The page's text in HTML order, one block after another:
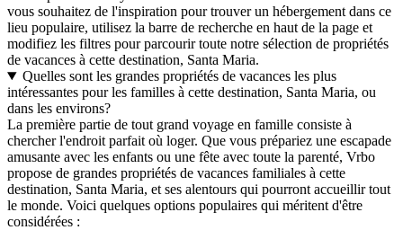
vous souhaitez de l'inspiration pour trouver un hébergement dans ce
lieu populaire, utilisez la barre de recherche en haut de la page et
modifiez les filtres pour parcourir toute notre sélection de propriétés
de vacances à cette destination, Santa Maria.
Quelles sont les grandes propriétés de vacances les plus
intéressantes pour les familles à cette destination, Santa Maria, ou
dans les environs?
La première partie de tout grand voyage en famille consiste à
chercher l'endroit parfait où loger. Que vous prépariez une escapade
amusante avec les enfants ou une fête avec toute la parenté, Vrbo
propose de grandes propriétés de vacances familiales à cette
destination, Santa Maria, et ses alentours qui pourront accueillir tout
le monde. Voici quelques options populaires qui méritent d'être
considérées :